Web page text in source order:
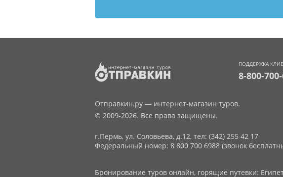
ПОДДЕРЖКА
8-800-
Отправкин.ру — интернет-магазин туров.
© 2009-2026. Все права защищены.
г.Пермь, ул. Соловьева, д.12, тел: (342) 255 42 17
Федеральный номер: 8 800 700 6988 (звонок
Бронирование туров онлайн, горящие путевки: